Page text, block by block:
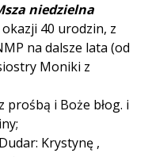
niedzielna
okazji 40 urodzin, z
na dalsze lata (od
Moniki z
prośbą i Boże błog. i
Krystynę ,